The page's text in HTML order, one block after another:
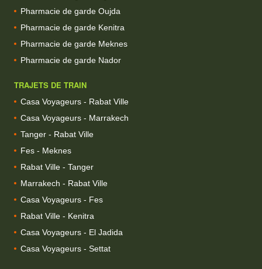
Pharmacie de garde Oujda
Pharmacie de garde Kenitra
Pharmacie de garde Meknes
Pharmacie de garde Nador
TRAJETS DE TRAIN
Casa Voyageurs - Rabat Ville
Casa Voyageurs - Marrakech
Tanger - Rabat Ville
Fes - Meknes
Rabat Ville - Tanger
Marrakech - Rabat Ville
Casa Voyageurs - Fes
Rabat Ville - Kenitra
Casa Voyageurs - El Jadida
Casa Voyageurs - Settat